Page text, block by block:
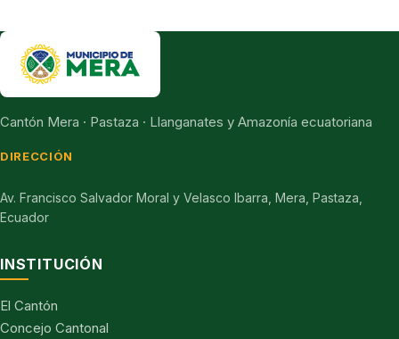
Cantón Mera · Pastaza · Llanganates y Amazonía ecuatoriana
DIRECCIÓN
Av. Francisco Salvador Moral y Velasco Ibarra, Mera, Pastaza,
Ecuador
INSTITUCIÓN
El Cantón
Concejo Cantonal